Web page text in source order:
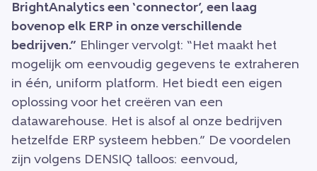
BrightAnalytics een ‘connector’, een laag
bovenop elk ERP in onze verschillende
bedrijven.” Ehlinger vervolgt: “Het maakt het
mogelijk om eenvoudig gegevens te extraheren
in één, uniform platform. Het biedt een eigen
oplossing voor het creëren van een
datawarehouse. Het is alsof al onze bedrijven
hetzelfde ERP systeem hebben.” De voordelen
zijn volgens DENSIQ talloos: eenvoud,